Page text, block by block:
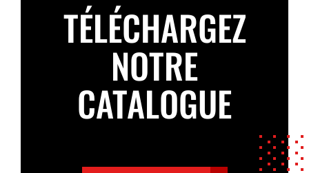
TÉLÉCHARGEZ
NOTRE
CATALOGUE